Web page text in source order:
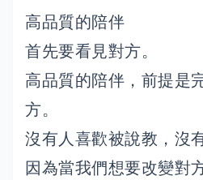
高品質的陪伴
首先要看見對方。
高品質的陪伴，前提是
方。
沒有人喜歡被說教，沒
因為當我們想要改變對